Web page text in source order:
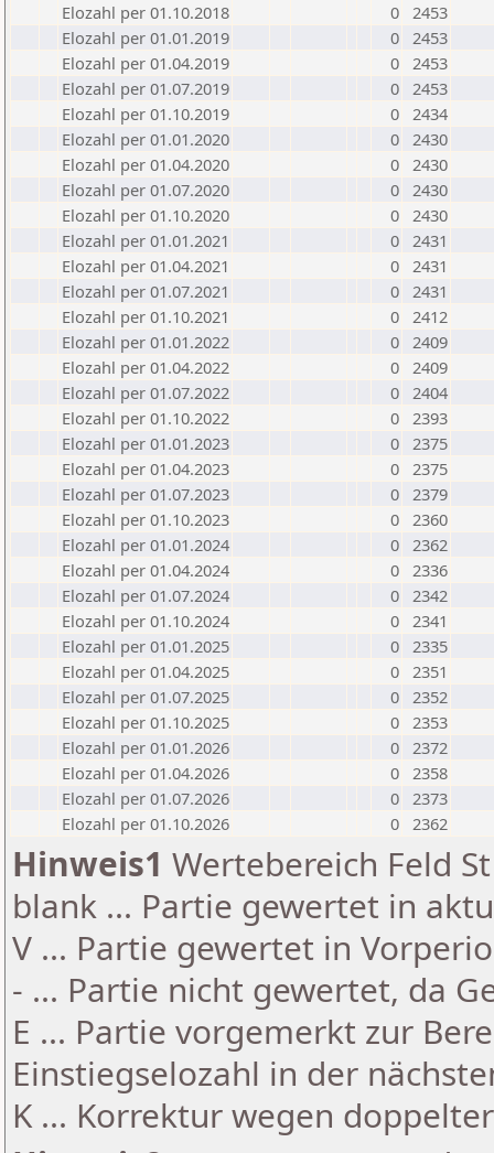
Elozahl per 01.10.2018
0 2453
Elozahl per 01.01.2019
0 2453
Elozahl per 01.04.2019
0 2453
Elozahl per 01.07.2019
0 2453
Elozahl per 01.10.2019
0 2434
Elozahl per 01.01.2020
0 2430
Elozahl per 01.04.2020
0 2430
Elozahl per 01.07.2020
0 2430
Elozahl per 01.10.2020
0 2430
Elozahl per 01.01.2021
0 2431
Elozahl per 01.04.2021
0 2431
Elozahl per 01.07.2021
0 2431
Elozahl per 01.10.2021
0 2412
Elozahl per 01.01.2022
0 2409
Elozahl per 01.04.2022
0 2409
Elozahl per 01.07.2022
0 2404
Elozahl per 01.10.2022
0 2393
Elozahl per 01.01.2023
0 2375
Elozahl per 01.04.2023
0 2375
Elozahl per 01.07.2023
0 2379
Elozahl per 01.10.2023
0 2360
Elozahl per 01.01.2024
0 2362
Elozahl per 01.04.2024
0 2336
Elozahl per 01.07.2024
0 2342
Elozahl per 01.10.2024
0 2341
Elozahl per 01.01.2025
0 2335
Elozahl per 01.04.2025
0 2351
Elozahl per 01.07.2025
0 2352
Elozahl per 01.10.2025
0 2353
Elozahl per 01.01.2026
0 2372
Elozahl per 01.04.2026
0 2358
Elozahl per 01.07.2026
0 2373
Elozahl per 01.10.2026
0 2362
Hinweis1 Wertebereich Feld
blank ... Partie gewertet in
V ... Partie gewertet in
- ... Partie nicht gewertet, da
E ... Partie vorgemerkt zur
Einstiegselozahl in der
K ... Korrektur wegen